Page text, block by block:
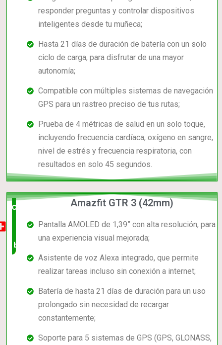
responder preguntas y controlar dispositivos
inteligentes desde tu muñeca;
Hasta 21 días de duración de batería con un solo
ciclo de carga, para disfrutar de una mayor
autonomía;
Compatible con múltiples sistemas de navegación
GPS para un rastreo preciso de tus rutas;
Prueba de 4 métricas de salud en un solo toque,
incluyendo frecuencia cardíaca, oxígeno en sangre,
nivel de estrés y frecuencia respiratoria, con
resultados en solo 45 segundos.
Opción
muy
buena
Amazfit GTR 3 (42mm)
Pantalla AMOLED de 1,39” con alta resolución, para
una experiencia visual mejorada;
Asistente de voz Alexa integrado, que permite
realizar tareas incluso sin conexión a internet;
Batería de hasta 21 días de duración para un uso
prolongado sin necesidad de recargar
constantemente;
Soporte para 5 sistemas de GPS (GPS, GLONASS,